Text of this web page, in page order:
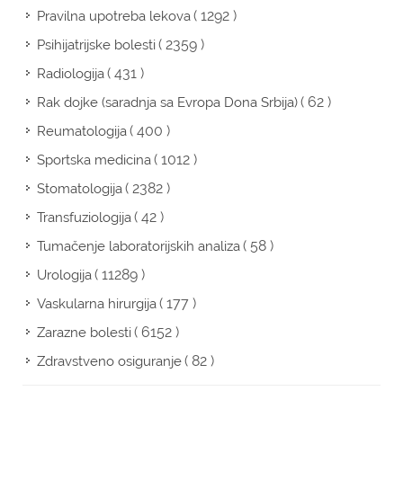
Pravilna upotreba lekova( 1292 )
Psihijatrijske bolesti( 2359 )
Radiologija( 431 )
Rak dojke (saradnja sa Evropa Dona Srbija)( 62 )
Reumatologija( 400 )
Sportska medicina( 1012 )
Stomatologija( 2382 )
Transfuziologija( 42 )
Tumačenje laboratorijskih analiza( 58 )
Urologija( 11289 )
Vaskularna hirurgija( 177 )
Zarazne bolesti( 6152 )
Zdravstveno osiguranje( 82 )